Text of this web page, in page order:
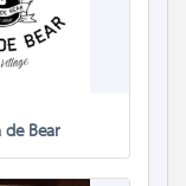
Bear